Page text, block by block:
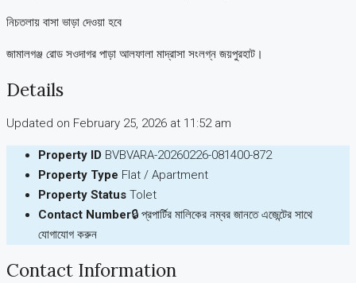
নিচতলায় বাসা ভাড়া দেওয়া হবে
জামালগঞ্জ রোড সওদাগর পাড়া আলফালা মাদ্রাসা সংলগ্ন জয়পুরহাট।
Details
Updated on February 25, 2026 at 11:52 am
Property ID BVBVARA-20260226-081400-872
Property Type Flat / Apartment
Property Status Tolet
Contact Number🔒 প্রপার্টির মালিকের নম্বর জানতে এজেন্টের সাথে
যোগাযোগ করুন
Contact Information